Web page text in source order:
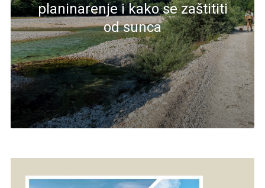
planinarenje i kako se zaštititi
od sunca